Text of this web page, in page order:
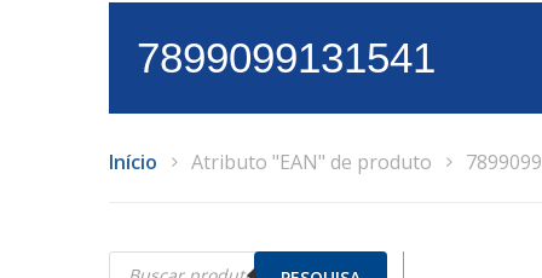
7899099131541
Início Atributo "EAN" de produto
Pesquisar